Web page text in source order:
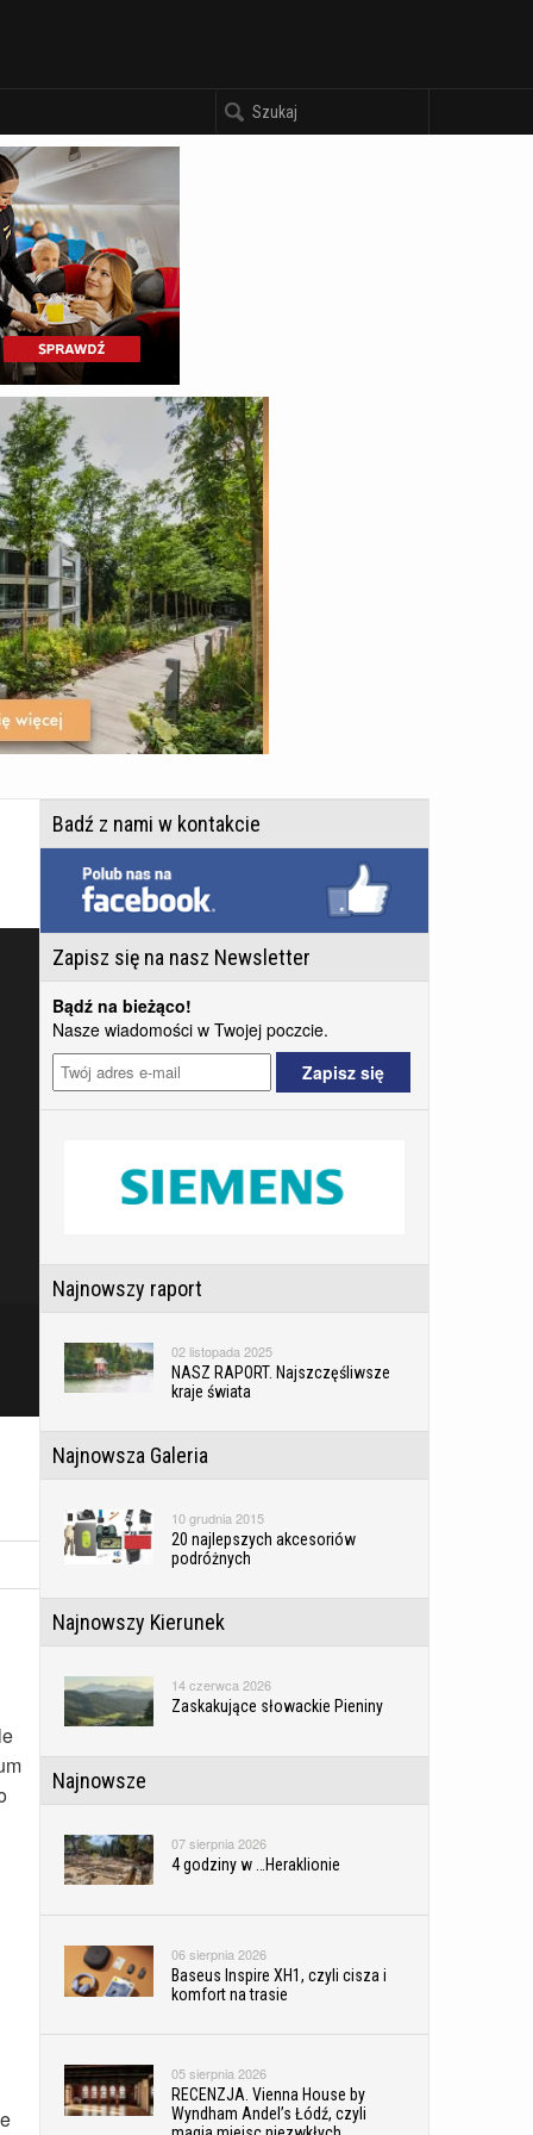
Badź z nami w kontakcie
Zapisz się na nasz Newsletter
Bądź na bieżąco!
Nasze wiadomości w Twojej poczcie.
Najnowszy raport
02 listopada 2025
NASZ RAPORT. Najszczęśliwsze
kraje świata
Najnowsza Galeria
10 grudnia 2015
20 najlepszych akcesoriów
podróżnych
Najnowszy Kierunek
14 czerwca 2026
Zaskakujące słowackie Pieniny
Najnowsze
07 sierpnia 2026
4 godziny w …Heraklionie
06 sierpnia 2026
Baseus Inspire XH1, czyli cisza i
komfort na trasie
05 sierpnia 2026
RECENZJA. Vienna House by
Wyndham Andel’s Łódź, czyli